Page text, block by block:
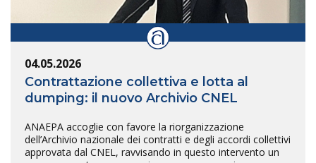
04.05.2026
Contrattazione collettiva e lotta al
dumping: il nuovo Archivio CNEL
ANAEPA accoglie con favore la riorganizzazione
dell’Archivio nazionale dei contratti e degli accordi collettivi
approvata dal CNEL, ravvisando in questo intervento un